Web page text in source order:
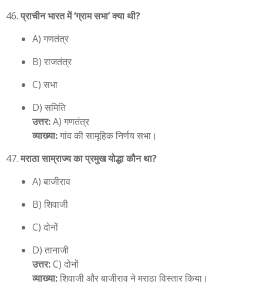
प्राचीन भारत में ‘ग्राम सभा’ क्या थी?
A) गणतंत्र
B) राजतंत्र
C) सभा
D) समिति
उत्तर:A) गणतंत्र
व्याख्या:गांव की सामूहिक निर्णय सभा।
मराठा साम्राज्य का प्रमुख योद्धा कौन था?
A) बाजीराव
B) शिवाजी
C) दोनों
D) तानाजी
उत्तर:C) दोनों
व्याख्या:शिवाजी और बाजीराव ने मराठा विस्तार किया।